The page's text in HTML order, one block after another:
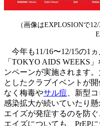
（画像はEXPLOSIONで
今年も11/16〜12/15の1
「TOKYO AIDS WEEKS
ンペーンが実施されます
としたクラブイベントが
なく梅毒やサル痘 、新型
感染拡大が続いていたり
エイズが発症するのを防
エイズについても、PrEP